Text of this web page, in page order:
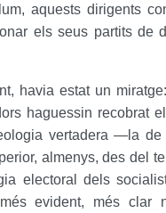
aquests dirigents
els seus partits de
havia estat un
haguessin recobrat
vertadera —la de
almenys, des del
electoral dels
evident, més clar